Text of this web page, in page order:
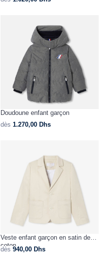
Doudoune enfant garçon
dès 1.270,00 Dhs
Veste enfant garçon en satin de
coton
dès 940,00 Dhs